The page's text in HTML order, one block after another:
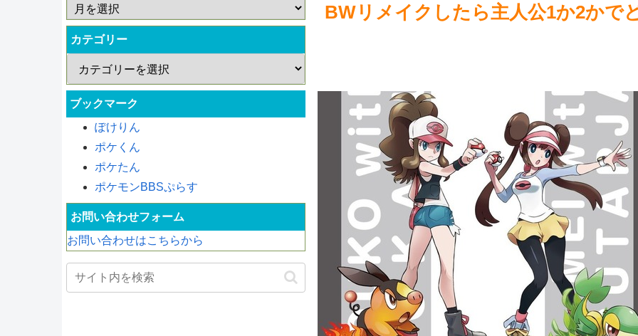
BWリメイクしたら主人公1か2かで
カテゴリー
ブックマーク
ぽけりん
ポケくん
ポケたん
ポケモンBBSぷらす
お問い合わせフォーム
お問い合わせはこちらから